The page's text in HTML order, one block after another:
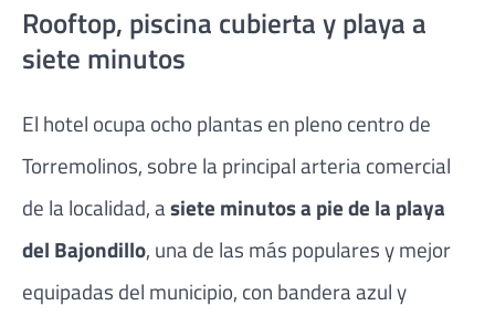
Rooftop, piscina cubierta y playa a
siete minutos
El hotel ocupa ocho plantas en pleno centro de
Torremolinos, sobre la principal arteria comercial
de la localidad, asiete minutos a pie de la playa
del Bajondillo, una de las más populares y mejor
equipadas del municipio, con bandera azul y